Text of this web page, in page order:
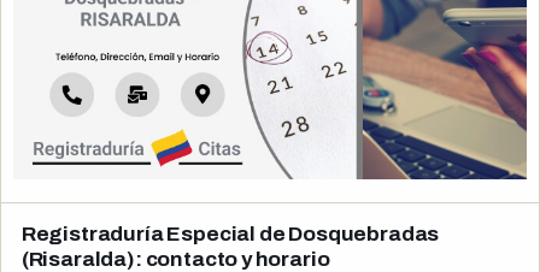
Registraduría Especial de Dosquebradas
(Risaralda): contacto y horario